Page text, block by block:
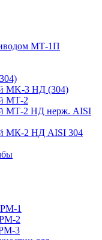
МТ-1П
МK-3 НД (304)
МТ-2
МТ-2 НД нерж. AISI
МК-2 НД AISI 304
1
2
3